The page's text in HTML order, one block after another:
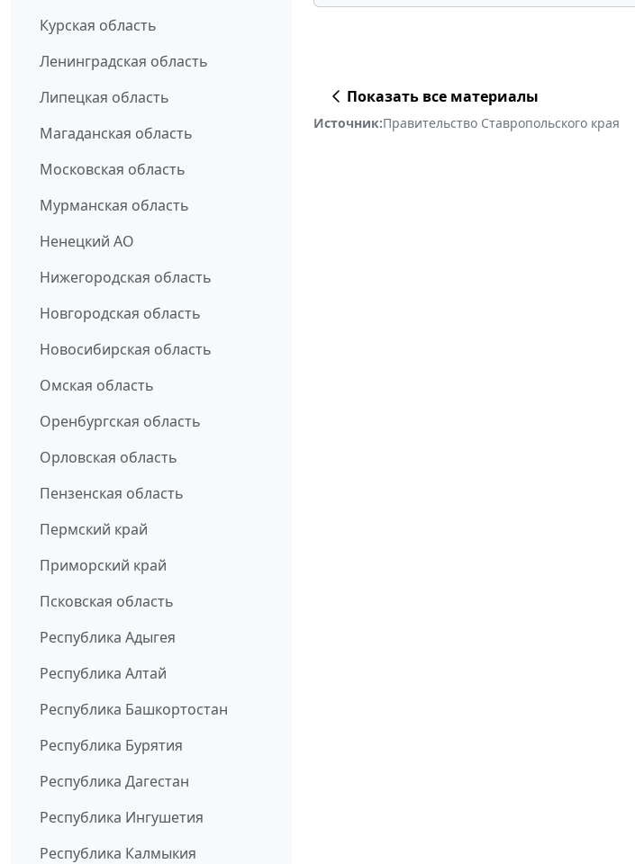
Курская область
Ленинградская область
Липецкая область
Магаданская область
Московская область
Мурманская область
Ненецкий АО
Нижегородская область
Новгородская область
Новосибирская область
Омская область
Оренбургская область
Орловская область
Пензенская область
Пермский край
Приморский край
Псковская область
Республика Адыгея
Республика Алтай
Республика Башкортостан
Республика Бурятия
Республика Дагестан
Республика Ингушетия
Республика Калмыкия
Показать все материалы
Источник:Правительство Ставропольского края